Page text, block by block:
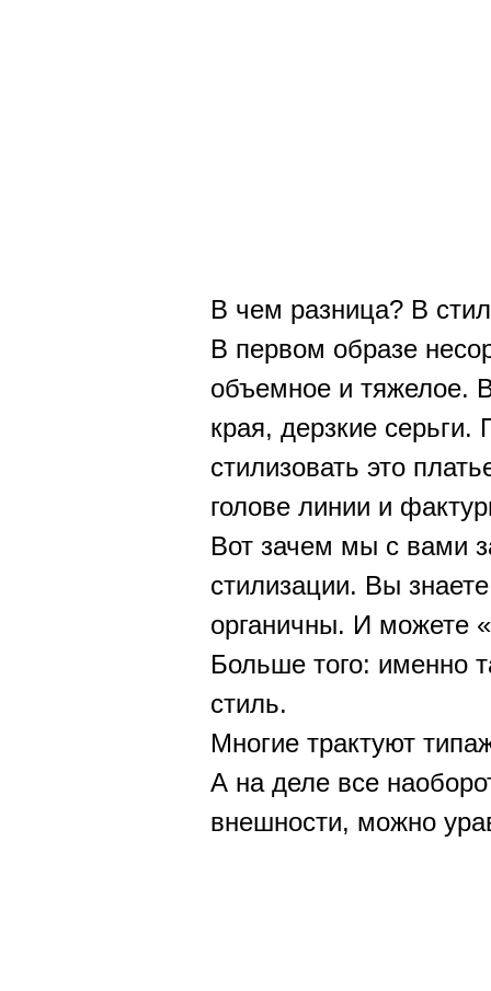
В чем разница? В
В первом образе
объемное и тяжелое.
края, дерзкие
стилизовать это
голове линии и
Вот зачем мы с вами
стилизации. Вы
органичны. И можете
Больше того: именно
стиль.
Многие трактуют
А на деле все
внешности, можно